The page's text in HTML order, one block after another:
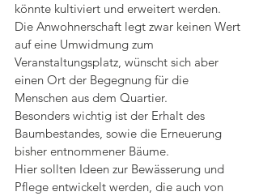
könnte kultiviert und erweitert werden.
Die Anwohnerschaft legt zwar keinen Wert
auf eine Umwidmung zum
Veranstaltungsplatz, wünscht sich aber
einen Ort der Begegnung für die
Menschen aus dem Quartier.
Besonders wichtig ist der Erhalt des
Baumbestandes, sowie die Erneuerung
bisher entnommener Bäume.
Hier sollten Ideen zur Bewässerung und
Pflege entwickelt werden, die auch von